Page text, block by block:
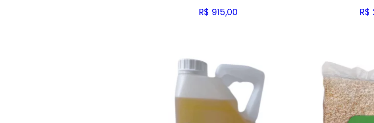
R$ 915,00 R$